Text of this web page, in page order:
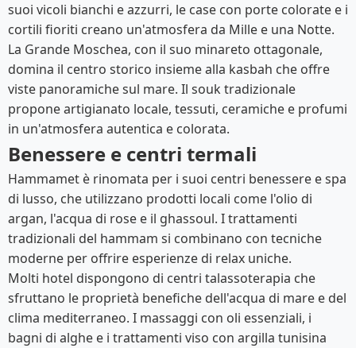
suoi vicoli bianchi e azzurri, le case con porte colorate e i
cortili fioriti creano un'atmosfera da Mille e una Notte.
La Grande Moschea, con il suo minareto ottagonale,
domina il centro storico insieme alla kasbah che offre
viste panoramiche sul mare. Il souk tradizionale
propone artigianato locale, tessuti, ceramiche e profumi
in un'atmosfera autentica e colorata.
Benessere e centri termali
Hammamet è rinomata per i suoi centri benessere e spa
di lusso, che utilizzano prodotti locali come l'olio di
argan, l'acqua di rose e il ghassoul. I trattamenti
tradizionali del hammam si combinano con tecniche
moderne per offrire esperienze di relax uniche.
Molti hotel dispongono di centri talassoterapia che
sfruttano le proprietà benefiche dell'acqua di mare e del
clima mediterraneo. I massaggi con oli essenziali, i
bagni di alghe e i trattamenti viso con argilla tunisina